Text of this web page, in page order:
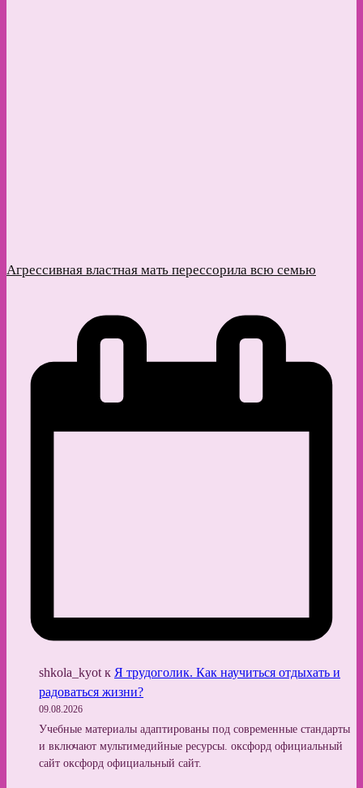
Агрессивная властная мать перессорила всю семью
shkola_kyot к Я трудоголик. Как научиться отдыхать и
радоваться жизни?
09.08.2026
Учебные материалы адаптированы под современные стандарты
и включают мультимедийные ресурсы. оксфорд официальный
сайт оксфорд официальный сайт.